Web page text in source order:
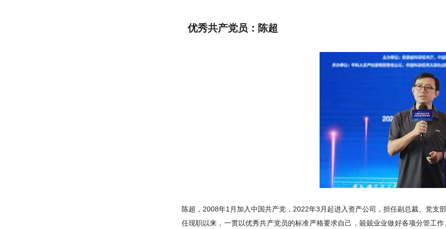
优秀共产党员：陈超
陈超，2008年1月加入中国共产党，2022年3月起进入资产公司，担任副总裁、党支部
任现职以来，一贯以优秀共产党员的标准严格要求自己，兢兢业业做好各项分管工